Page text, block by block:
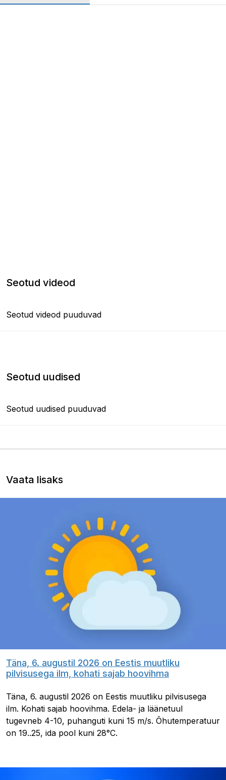
Seotud videod
Seotud videod puuduvad
Seotud uudised
Seotud uudised puuduvad
Vaata lisaks
Täna, 6. augustil 2026 on Eestis muutliku
pilvisusega ilm, kohati sajab hoovihma
Täna, 6. augustil 2026 on Eestis muutliku pilvisusega
ilm. Kohati sajab hoovihma. Edela- ja läänetuul
tugevneb 4-10, puhanguti kuni 15 m/s. Õhutemperatuur
on 19..25, ida pool kuni 28°C.